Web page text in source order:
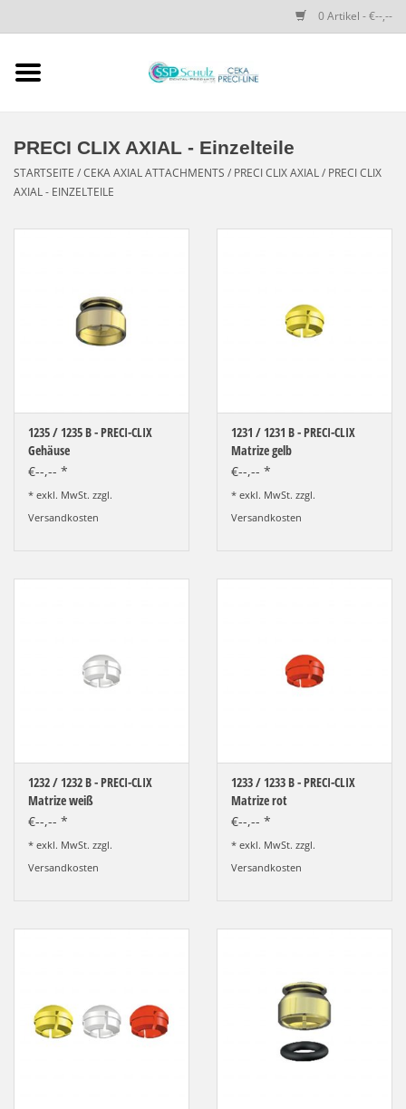
0 Artikel - €--,--
SSP SCHULZ Dental-
DRUCKKNÖPFE
LOT-PROGRAMM
NEU: LV SFE 50% - PRECI-
CUP
PRECI CLIX AXIAL - Einzelteile
STARTSEITE /CEKA AXIAL ATTACHMENTS / PRECI CLIX AXIAL/ PRECI CLIX
AXIAL - EINZELTEILE
1235 / 1235 B - PRECI-CLIX
Gehäuse
€--,-- *
* exkl. MwSt. zzgl.
Versandkosten
1231 / 1231 B - PRECI-CLIX
Matrize gelb
€--,-- *
* exkl. MwSt. zzgl.
Versandkosten
1232 / 1232 B - PRECI-CLIX
Matrize weiß
€--,-- *
* exkl. MwSt. zzgl.
Versandkosten
1233 / 1233 B - PRECI-CLIX
Matrize rot
€--,-- *
* exkl. MwSt. zzgl.
Versandkosten